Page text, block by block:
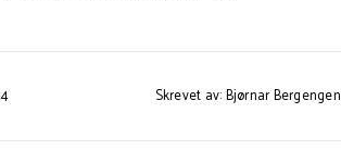
Skrevet av: Bjørnar Bergengen